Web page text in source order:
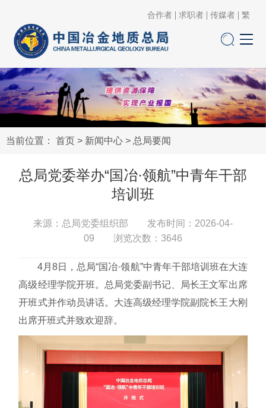
合作者 求职者 传媒者 繁
当前位置： 首页 > 新闻中心 > 总局要闻
总局党委举办“国冶·领航”中青年干部
培训班
来源：总局党委组织部 发布时间：2026-04-
09 浏览次数： 3646
4月8日，总局“国冶·领航”中青年干部培训班在大连
高级经理学院开班。总局党委副书记、局长王文军出席
开班式并作动员讲话。大连高级经理学院副院长王大刚
出席开班式并致欢迎辞。